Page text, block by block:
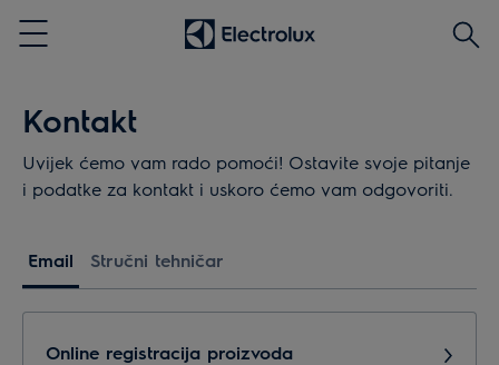
Menu
Traži
Kontakt
Uvijek ćemo vam rado pomoći! Ostavite svoje pitanje
i podatke za kontakt i uskoro ćemo vam odgovoriti.
Email Stručni tehničar
Online registracija proizvoda